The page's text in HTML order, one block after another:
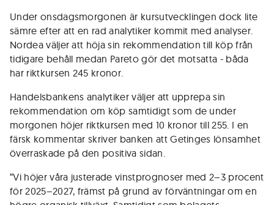
Under onsdagsmorgonen är kursutvecklingen dock lite
sämre efter att en rad analytiker kommit med analyser.
Nordea väljer att höja sin rekommendation till köp från
tidigare behåll medan Pareto gör det motsatta - båda
har riktkursen 245 kronor.
Handelsbankens analytiker väljer att upprepa sin
rekommendation om köp samtidigt som de under
morgonen höjer riktkursen med 10 kronor till 255. I en
färsk kommentar skriver banken att Getinges lönsamhet
överraskade på den positiva sidan.
“Vi höjer våra justerade vinstprognoser med 2–3 procent
för 2025–2027, främst på grund av förväntningar om en